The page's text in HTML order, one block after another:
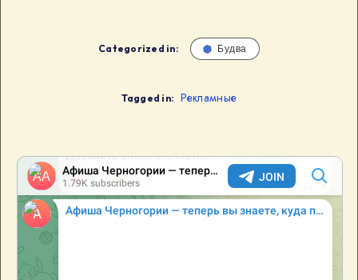
Categorized in: Будва
Tagged in: Рекламные